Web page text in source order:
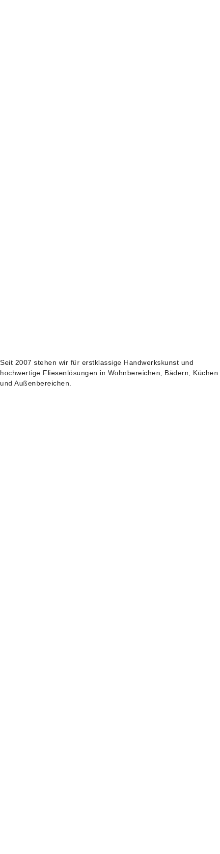
Seit 2007 stehen wir für erstklassige Handwerkskunst und
hochwertige Fliesenlösungen in Wohnbereichen, Bädern, Küchen
und Außenbereichen.